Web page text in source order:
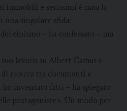
immobili e serissimi è nata la
singolare sfida:
cinismo – ha confessato – ma
lavoro su Albert Camus e
ricerca tra documenti e
inventato fatti – ha spiegato
protagoniste». Un modo per